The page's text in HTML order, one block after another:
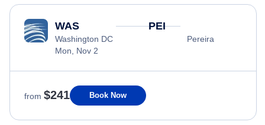
WAS
Washington DC
Mon, Nov 2
PEI
Pereira
from $241 Book Now